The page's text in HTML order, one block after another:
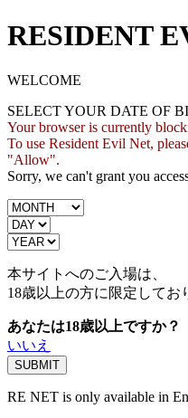
RESIDENT
WELCOME
SELECT YOUR DATE OF
Your browser is currently
To use Resident Evil Net,
"Allow".
Sorry, we can't grant you
本サイトへのご入場は、
18歳以上の方に限定してお
あなたは18歳以上ですか？
いいえ
RE NET is only available in